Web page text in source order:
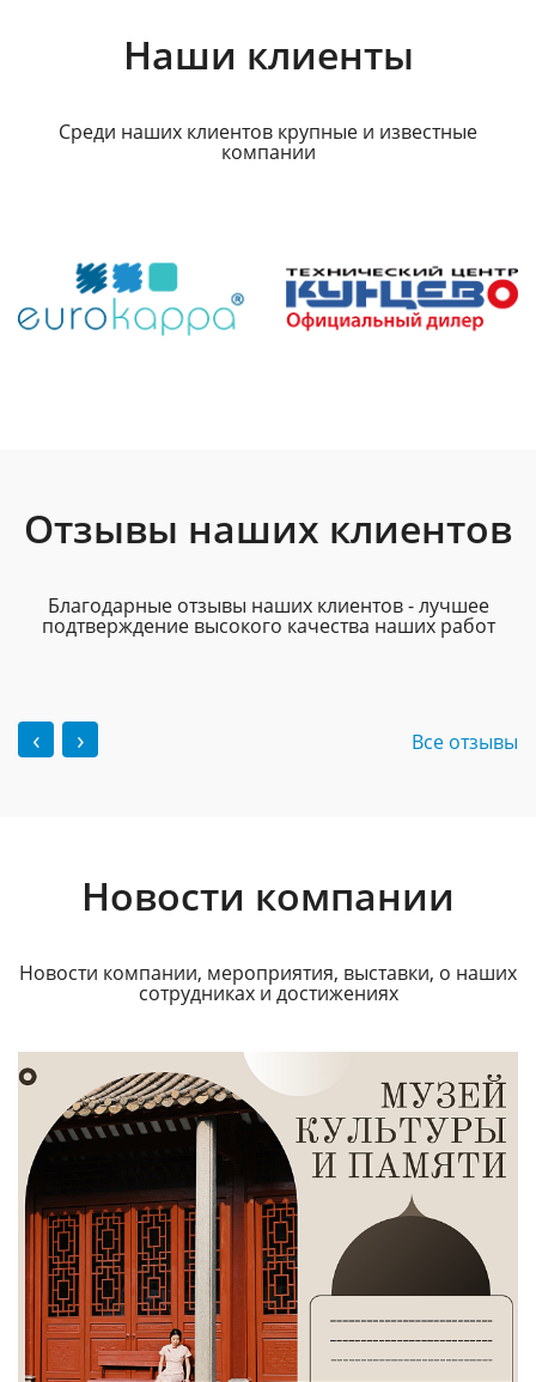
Наши клиенты
Среди наших клиентов крупные и известные
компании
Отзывы наших клиентов
Благодарные отзывы наших клиентов - лучшее
подтверждение высокого качества наших работ
‹ › Все отзывы
Новости компании
Новости компании, мероприятия, выставки, о наших
сотрудниках и достижениях